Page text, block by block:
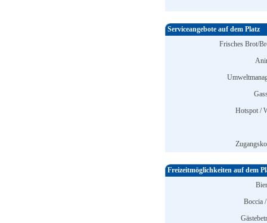
Serviceangebote auf dem Platz
Frisches Brot/
Hotspot /
Freizeitmöglichkeiten auf dem
Boccia